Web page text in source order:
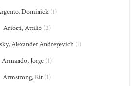
Dominick (1)
Ariosti, Attilio(2)
Alexander Andreyevich(1)
Armando, Jorge (1)
Armstrong, Kit (1)